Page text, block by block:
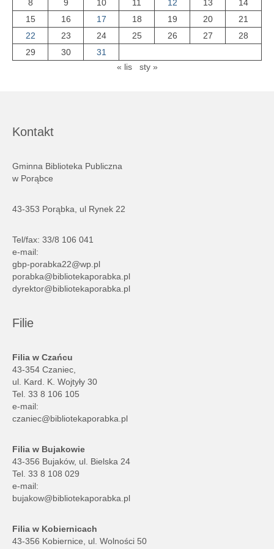
8
9 10 11 12 13
14
15
16 17 18 19 20
21
22
23 24 25 26 27
28
29
30
31
« lis
sty »
Kontakt
Gminna Biblioteka Publiczna
w Porąbce
43-353 Porąbka, ul Rynek 22
Tel/fax: 33/8 106 041
e-mail:
gbp-porabka22@wp.pl
porabka@bibliotekaporabka.pl
dyrektor@bibliotekaporabka.pl
Filie
Filia w Czańcu
43-354 Czaniec,
ul. Kard. K. Wojtyły 30
Tel. 33 8 106 105
e-mail:
czaniec@bibliotekaporabka.pl
Filia w Bujakowie
43-356 Bujaków, ul. Bielska 24
Tel. 33 8 108 029
e-mail:
bujakow@bibliotekaporabka.pl
Filia w Kobiernicach
43-356 Kobiernice, ul. Wolności 50